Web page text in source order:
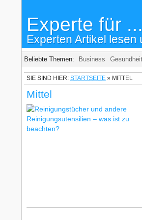
Experte für ...
Experten Artikel lesen
Beliebte Themen: Business Gesundheit
SIE SIND HIER: STARTSEITE » MITTEL
Mittel